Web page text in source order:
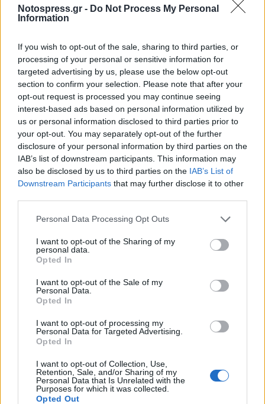
Notospress.gr - Do Not Process My Personal
Information
If you wish to opt-out of the sale, sharing to third parties, or
processing of your personal or sensitive information for
targeted advertising by us, please use the below opt-out
section to confirm your selection. Please note that after your
opt-out request is processed you may continue seeing
interest-based ads based on personal information utilized by
us or personal information disclosed to third parties prior to
your opt-out. You may separately opt-out of the further
disclosure of your personal information by third parties on the
IAB’s list of downstream participants. This information may
also be disclosed by us to third parties on the IAB’s List of
Downstream Participants that may further disclose it to other
Personal Data Processing Opt Outs
I want to opt-out of the Sharing of my
personal data.
Opted In
I want to opt-out of the Sale of my
Personal Data.
Opted In
I want to opt-out of processing my
Personal Data for Targeted Advertising.
Opted In
I want to opt-out of Collection, Use,
Retention, Sale, and/or Sharing of my
Personal Data that Is Unrelated with the
Purposes for which it was collected.
Opted Out
Πάτρα: Έφτασαν οι νέες πλωτές εξέδρες για τη
Μαρίνα
05/08/2026 20:02
Αναστάτωση στην Αμαλιάδα: Άνδρας
πυροβολούσε στα τυφλά έξω από σπίτι
ηλικιωμένης
03/08/2026 20:35